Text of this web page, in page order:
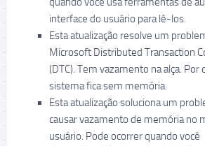
interface do usuário para lê-los.
Esta atualização resolve um
Microsoft Distributed Transaction
(DTC). Tem vazamento na alça. Por
sistema fica sem memória.
Esta atualização soluciona um
causar vazamento de memória no
usuário. Pode ocorrer quando você